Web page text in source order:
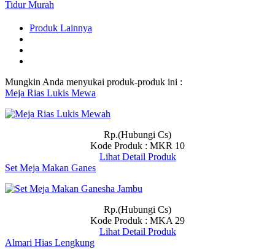
Tidur Murah
Produk Lainnya
Mungkin Anda menyukai produk-produk ini :
Meja Rias Lukis Mewa
Rp.(Hubungi Cs)
Kode Produk : MKR 10
Lihat Detail Produk
Set Meja Makan Ganes
Rp.(Hubungi Cs)
Kode Produk : MKA 29
Lihat Detail Produk
Almari Hias Lengkung